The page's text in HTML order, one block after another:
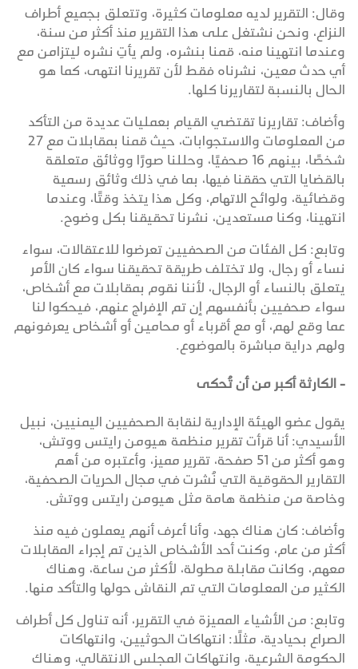
وقال: التقرير لديه معلومات كثيرة، وتتعلق بجميع أطراف
النزاع، ونحن نشتغل على هذا التقرير منذ أكثر من سنة،
وعندما انتهينا منه، قمنا بنشره، ولم يأتِ نشره ليتزامن مع
أي حدث معين، نشرناه فقط لأن تقريرنا انتهى، كما هو
الحال بالنسبة لتقاريرنا كلها.
وأضاف: تقاريرنا تقتضي القيام بعمليات عديدة من التأكد
من المعلومات والاستجوابات، حيث قمنا بمقابلات مع 27
شخصًا، بينهم 16 صحفيًا، وحللنا صورًا ووثائق متعلقة
بالقضايا التي حققنا فيها، بما في ذلك وثائق رسمية
وقضائية، ولوائح الاتهام، وكل هذا يتخذ وقتًا، وعندما
انتهينا، وكنا مستعدين، نشرنا تحقيقنا بكل وضوح.
وتابع: كل الفئات من الصحفيين تعرضوا للاعتقالات، سواء
نساء أو رجال، ولا تختلف طريقة تحقيقنا سواء كان الأمر
يتعلق بالنساء أو الرجال، لأننا نقوم بمقابلات مع أشخاص،
سواء صحفيين بأنفسهم إن تم الإفراج عنهم، فيحكوا لنا
عما وقع لهم، أو مع أقرباء أو محامين أو أشخاص يعرفونهم
ولهم دراية مباشرة بالموضوع.
- الكارثة أكبر من أن تُحكى
يقول عضو الهيئة الإدارية لنقابة الصحفيين اليمنيين، نبيل
الأسيدي: أنا قرأت تقرير منظمة هيومن رايتس ووتش،
وهو أكثر من 51 صفحة، تقرير مميز، وأعتبره من أهم
التقارير الحقوقية التي نُشرت في مجال الحريات الصحفية،
وخاصة من منظمة هامة مثل هيومن رايتس ووتش.
وأضاف: كان هناك جهد، وأنا أعرف أنهم يعملون فيه منذ
أكثر من عام، وكنت أحد الأشخاص الذين تم إجراء المقابلات
معهم، وكانت مقابلة مطولة، لأكثر من ساعة، وهناك
الكثير من المعلومات التي تم النقاش حولها والتأكد منها.
وتابع: من الأشياء المميزة في التقرير، أنه تناول كل أطراف
الصراع بحيادية، مثلًا: انتهاكات الحوثيين، وانتهاكات
الحكومة الشرعية، وانتهاكات المجلس الانتقالي، وهناك